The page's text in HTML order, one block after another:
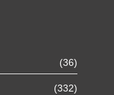
(36)
(332)